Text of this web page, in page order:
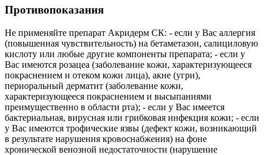
Противопоказания
Не применяйте препарат Акридерм СК: - если у Вас аллергия
(повышенная чувствительность) на бетаметазон, салициловую
кислоту или любые другие компоненты препарата; - если у
Вас имеются розацеа (заболевание кожи, характеризующееся
покраснением и отеком кожи лица), акне (угри),
периоральный дерматит (заболевание кожи,
характеризующееся покраснением и высыпаниями
преимущественно в области рта); - если у Вас имеется
бактериальная, вирусная или грибковая инфекция кожи; - если
у Вас имеются трофические язвы (дефект кожи, возникающий
в результате нарушения кровоснабжения) на фоне
хронической венозной недостаточности (нарушение